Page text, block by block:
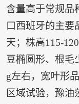
含量高于常规品
口西班牙的主要
天；株高115-
豆椭圆形、根毛
g左右，宽叶形
区域试验，豫油